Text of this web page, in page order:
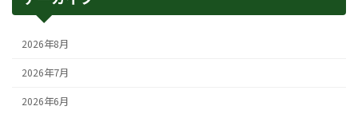
2026年8月
2026年7月
2026年6月